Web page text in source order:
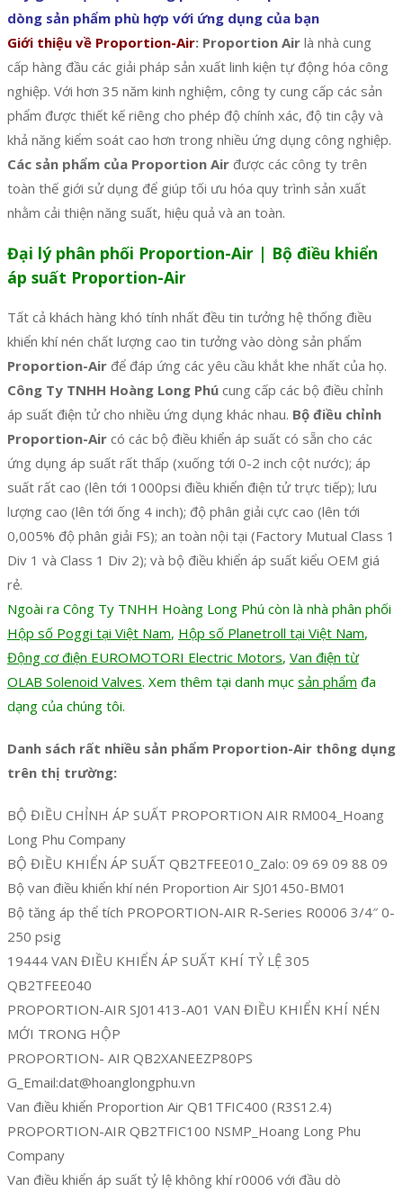
dòng sản phẩm phù hợp với ứng dụng của bạn
Giới thiệu về Proportion-Air: Proportion Air là nhà cung
cấp hàng đầu các giải pháp sản xuất linh kiện tự động hóa công
nghiệp. Với hơn 35 năm kinh nghiệm, công ty cung cấp các sản
phẩm được thiết kế riêng cho phép độ chính xác, độ tin cậy và
khả năng kiểm soát cao hơn trong nhiều ứng dụng công nghiệp.
Các sản phẩm của Proportion Air được các công ty trên
toàn thế giới sử dụng để giúp tối ưu hóa quy trình sản xuất
nhằm cải thiện năng suất, hiệu quả và an toàn.
Đại lý phân phối Proportion-Air | Bộ điều khiển
áp suất Proportion-Air
Tất cả khách hàng khó tính nhất đều tin tưởng hệ thống điều
khiển khí nén chất lượng cao tin tưởng vào dòng sản phẩm
Proportion-Air để đáp ứng các yêu cầu khắt khe nhất của họ.
Công Ty TNHH Hoàng Long Phú cung cấp các bộ điều chỉnh
áp suất điện tử cho nhiều ứng dụng khác nhau. Bộ điều chỉnh
Proportion-Air có các bộ điều khiển áp suất có sẵn cho các
ứng dụng áp suất rất thấp (xuống tới 0-2 inch cột nước); áp
suất rất cao (lên tới 1000psi điều khiển điện tử trực tiếp); lưu
lượng cao (lên tới ống 4 inch); độ phân giải cực cao (lên tới
0,005% độ phân giải FS); an toàn nội tại (Factory Mutual Class 1
Div 1 và Class 1 Div 2); và bộ điều khiển áp suất kiểu OEM giá
rẻ.
Ngoài ra Công Ty TNHH Hoàng Long Phú còn là nhà phân phối
Hộp số Poggi tại Việt Nam, Hộp số Planetroll tại Việt Nam,
Động cơ điện EUROMOTORI Electric Motors, Van điện từ
OLAB Solenoid Valves. Xem thêm tại danh mục sản phẩm đa
dạng của chúng tôi.
Danh sách rất nhiều sản phẩm Proportion-Air thông dụng
trên thị trường:
BỘ ĐIỀU CHỈNH ÁP SUẤT PROPORTION AIR RM004_Hoang
Long Phu Company
BỘ ĐIỀU KHIỂN ÁP SUẤT QB2TFEE010_Zalo: 09 69 09 88 09
Bộ van điều khiển khí nén Proportion Air SJ01450-BM01
Bộ tăng áp thể tích PROPORTION-AIR R-Series R0006 3/4″ 0-
250 psig
19444 VAN ĐIỀU KHIỂN ÁP SUẤT KHÍ TỶ LỆ 305
QB2TFEE040
PROPORTION-AIR SJ01413-A01 VAN ĐIỀU KHIỂN KHÍ NÉN
MỚI TRONG HỘP
PROPORTION- AIR QB2XANEEZP80PS
G_Email:dat@hoanglongphu.vn
Van điều khiển Proportion Air QB1TFIC400 (R3S12.4)
PROPORTION-AIR QB2TFIC100 NSMP_Hoang Long Phu
Company
Van điều khiển áp suất tỷ lệ không khí r0006 với đầu dò